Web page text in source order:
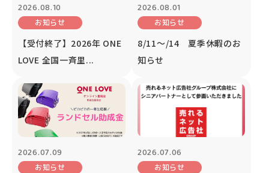
2026.08.10
お知らせ
【受付終了】2026年 ONE
LOVE 全国一斉里...
2026.08.01
お知らせ
8/11～/14 夏季休暇のお
知らせ
2026.07.09
お知らせ
2026.07.06
お知らせ